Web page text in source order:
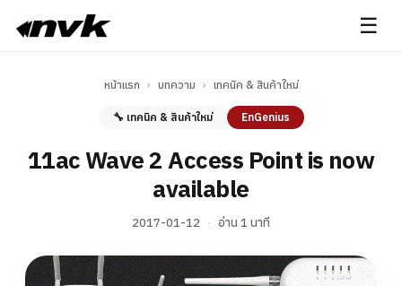
☰
หน้าแรก › บทความ › เทคนิค & สินค้าใหม่
🔧 เทคนิค & สินค้าใหม่ EnGenius
11ac Wave 2 Access Point is now
available
2017-01-12 · อ่าน 1 นาที